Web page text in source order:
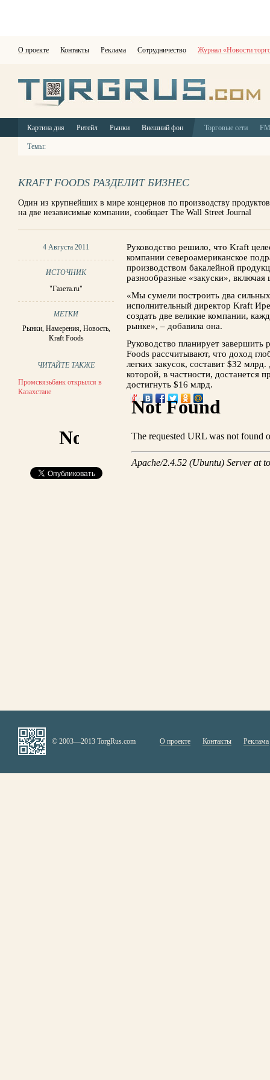
О проекте Контакты Реклама Сотрудничество Журнал «Новости
Картина дня Ритейл Рынки Внешний фон Торговые сети
Темы:
KRAFT FOODS РАЗДЕЛИТ БИЗНЕС
Один из крупнейших в мире концернов по производству
на две независимые компании, сообщает The Wall Street Journal
4 Августа 2011
ИСТОЧНИК
"Газета.ru"
МЕТКИ
Рынки, Намерения, Новость,
Kraft Foods
ЧИТАЙТЕ ТАКЖЕ
Промсвязьбанк открылся в
Казахстане
Руководство решило, что Kraft
компании североамериканское
производством бакалейной
разнообразные «закуски»,
«Мы сумели построить два
исполнительный директор Kraft
создать две великие компании,
рынке», – добавила она.
Руководство планирует завершить
Foods рассчитывают, что доход
легких закусок, составит $32
которой, в частности, достанется
достигнуть $16 млрд.
© 2003—2013 TorgRus.com О проекте Контакты Реклама